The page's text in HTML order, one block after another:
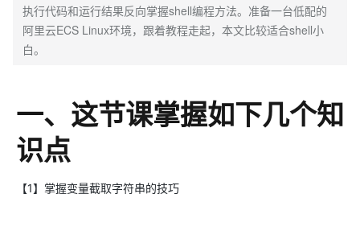
执行代码和运行结果反向掌握shell编程方法。准备一台低配的
阿里云ECS Linux环境，跟着教程走起，本文比较适合shell小
白。
一、这节课掌握如下几个知
识点
【1】掌握变量截取字符串的技巧